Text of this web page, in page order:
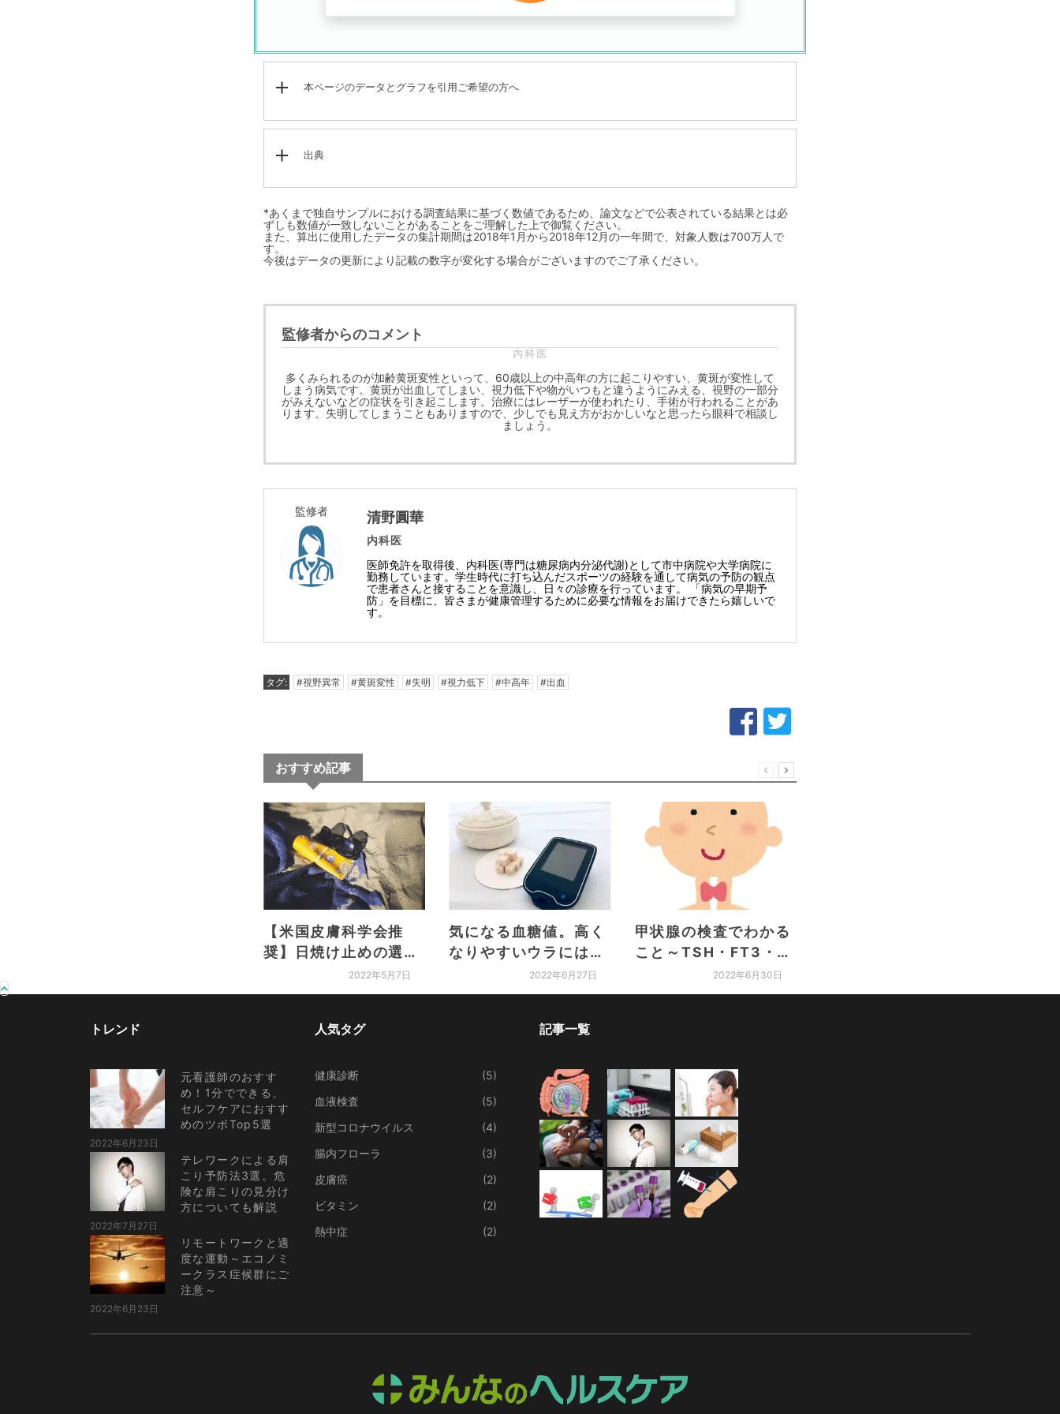
本ページのデータとグラフを引用ご希望の方へ
出典
*あくまで独自サンプルにおける調査結果に基づく数値であるため、論文などで公表されている結果とは必
ずしも数値が一致しないことがあることをご理解した上で御覧ください。
また、算出に使用したデータの集計期間は2018年1月から2018年12月の一年間で、対象人数は700万人で
す。
今後はデータの更新により記載の数字が変化する場合がございますのでご了承ください。
監修者からのコメント
内科医
多くみられるのが加齢黄斑変性といって、60歳以上の中高年の方に起こりやすい、黄斑が変性して
しまう病気です。黄斑が出血してしまい、視力低下や物がいつもと違うようにみえる、視野の一部分
がみえないなどの症状を引き起こします。治療にはレーザーが使われたり、手術が行われることがあ
ります。失明してしまうこともありますので、少しでも見え方がおかしいなと思ったら眼科で相談し
ましょう。
監修者 清野圓華
内科医
医師免許を取得後、内科医(専門は糖尿病内分泌代謝)として市中病院や大学病院に
勤務しています。学生時代に打ち込んだスポーツの経験を通して病気の予防の観点
で患者さんと接することを意識し、日々の診療を行っています。 「病気の早期予
防」を目標に、皆さまが健康管理するために必要な情報をお届けできたら嬉しいで
す。
タグ: #視野異常 #黄斑変性 #失明 #視力低下 #中高年 #出血
おすすめ記事
【米国皮膚科学会推
奨】日焼け止めの選び
方のポイントは？正し
く選んで肌を守ろう
2022年5月7日
気になる血糖値。高く
なりやすいウラには理
由があった！?2022年6月27日
甲状腺の検査でわかる
こと～TSH・FT3・
2022年6月30日
する原
トレンド
元看護師のおすす
め！1分でできる、
セルフケアにおすす
めのツボTop5選
2022年6月23日
テレワークによる肩
こり予防法3選。危
険な肩こりの見分け
方についても解説
2022年7月27日
リモートワークと適
度な運動～エコノミ
ークラス症候群にご
注意～
2022年6月23日
人気タグ
健康診断
(5)
血液検査
(5)
新型コロナウイルス
(4)
腸内フローラ
(3)
皮膚癌
(2)
ビタミン
(2)
熱中症
(2)
記事一覧